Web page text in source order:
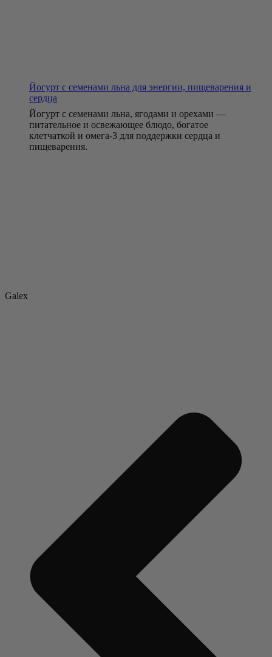
Йогурт с семенами льна для энергии, пищеварения и
сердца
Йогурт с семенами льна, ягодами и орехами —
питательное и освежающее блюдо, богатое
клетчаткой и омега-3 для поддержки сердца и
пищеварения.
Galex